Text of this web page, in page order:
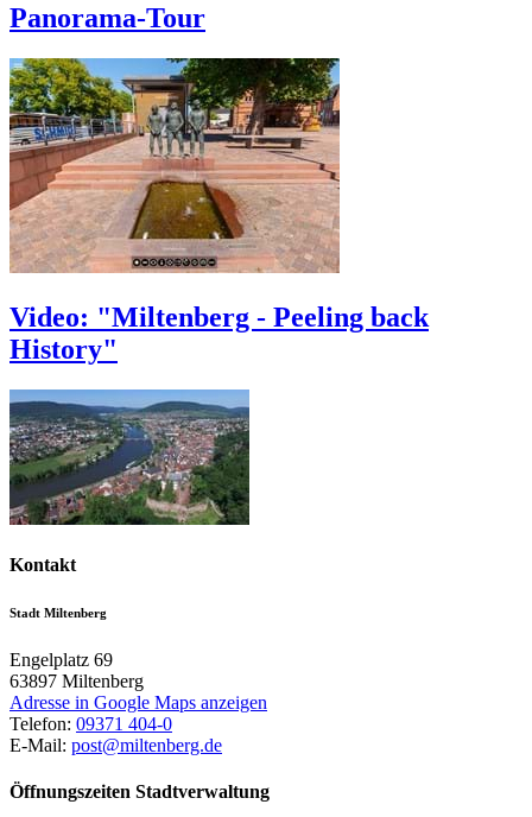
Panorama-Tour
Video: "Miltenberg - Peeling back
History"
Kontakt
Stadt Miltenberg
Engelplatz 69
63897 Miltenberg
Adresse in Google Maps anzeigen
Telefon: 09371 404-0
E-Mail: post@miltenberg.de
Öffnungszeiten Stadtverwaltung